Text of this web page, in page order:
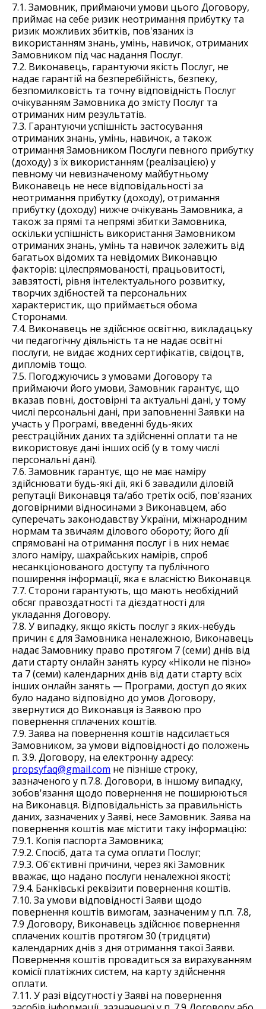
7.1. Замовник, приймаючи умови цього Договору,
приймає на себе ризик неотримання прибутку та
ризик можливих збитків, пов'язаних із
використанням знань, умінь, навичок, отриманих
Замовником під час надання Послуг.
7.2. Виконавець, гарантуючи якість Послуг, не
надає гарантій на безперебійність, безпеку,
безпомилковість та точну відповідність Послуг
очікуванням Замовника до змісту Послуг та
отриманих ним результатів.
7.3. Гарантуючи успішність застосування
отриманих знань, умінь, навичок, а також
отримання Замовником Послуги певного прибутку
(доходу) з їх використанням (реалізацією) у
певному чи невизначеному майбутньому
Виконавець не несе відповідальності за
неотримання прибутку (доходу), отримання
прибутку (доходу) нижче очікувань Замовника, а
також за прямі та непрямі збитки Замовника,
оскільки успішність використання Замовником
отриманих знань, умінь та навичок залежить від
багатьох відомих та невідомих Виконавцю
факторів: цілеспрямованості, працьовитості,
завзятості, рівня інтелектуального розвитку,
творчих здібностей та персональних
характеристик, що приймається обома
Сторонами.
7.4. Виконавець не здійснює освітню, викладацьку
чи педагогічну діяльність та не надає освітні
послуги, не видає жодних сертифікатів, свідоцтв,
дипломів тощо.
7.5. Погоджуючись з умовами Договору та
приймаючи його умови, Замовник гарантує, що
вказав повні, достовірні та актуальні дані, у тому
числі персональні дані, при заповненні Заявки на
участь у Програмі, введенні будь-яких
реєстраційних даних та здійсненні оплати та не
використовує дані інших осіб (у в тому числі
персональні дані).
7.6. Замовник гарантує, що не має наміру
здійснювати будь-які дії, які б завадили діловій
репутації Виконавця та/або третіх осіб, пов'язаних
договірними відносинами з Виконавцем, або
суперечать законодавству України, міжнародним
нормам та звичаям ділового обороту; його дії
спрямовані на отримання послуг і в них немає
злого наміру, шахрайських намірів, спроб
несанкціонованого доступу та публічного
поширення інформації, яка є власністю Виконавця.
7.7. Сторони гарантують, що мають необхідний
обсяг правоздатності та дієздатності для
укладання Договору.
7.8. У випадку, якщо якість послуг з яких-небудь
причин є для Замовника неналежною, Виконавець
надає Замовнику право протягом 7 (семи) днів від
дати старту онлайн занять курсу «Ніколи не пізно»
та 7 (семи) календарних днів від дати старту всіх
інших онлайн занять — Програми, доступ до яких
було надано відповідно до умов Договору,
звернутися до Виконавця із Заявою про
повернення сплачених коштів.
7.9. Заява на повернення коштів надсилається
Замовником, за умови відповідності до положень
п. 3.9. Договору, на електронну адресу:
propsyfaq@gmail.com не пізніше строку,
зазначеного у п.7.8. Договори, в іншому випадку,
зобов'язання щодо повернення не поширюються
на Виконавця. Відповідальність за правильність
даних, зазначених у Заяві, несе Замовник. Заява на
повернення коштів має містити таку інформацію:
7.9.1. Копія паспорта Замовника;
7.9.2. Спосіб, дата та сума оплати Послуг;
7.9.3. Об'єктивні причини, через які Замовник
вважає, що надано послуги неналежної якості;
7.9.4. Банківські реквізити повернення коштів.
7.10. За умови відповідності Заяви щодо
повернення коштів вимогам, зазначеним у п.п. 7.8,
7.9 Договору, Виконавець здійснює повернення
сплачених коштів протягом 30 (тридцяти)
календарних днів з дня отримання такої Заяви.
Повернення коштів провадиться за вирахуванням
комісії платіжних систем, на карту здійснення
оплати.
7.11. У разі відсутності у Заяві на повернення